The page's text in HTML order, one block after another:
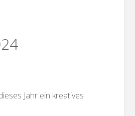
Jahr ein kreatives